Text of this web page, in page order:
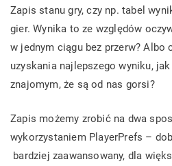
Zapis stanu gry, czy np. tabel
gier. Wynika to ze względów
w jednym ciągu bez przerw? Albo
uzyskania najlepszego wyniku,
znajomym, że są od nas gorsi?
Zapis możemy zrobić na dwa
wykorzystaniem PlayerPrefs –
bardziej zaawansowany, dla